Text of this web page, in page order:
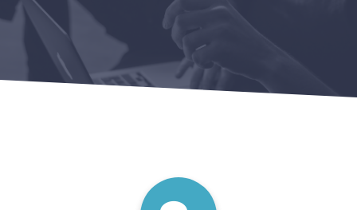
Offerte
1. Seo voor beginners +
2. Onderzoeken +